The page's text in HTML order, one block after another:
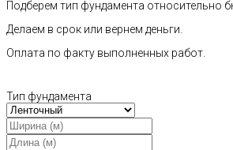
Подберем тип фундамента относительно
Делаем в срок или вернем деньги.
Оплата по факту выполненных работ.
Тип фундамента